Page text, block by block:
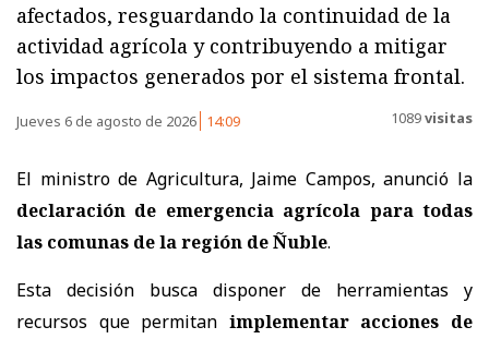
afectados, resguardando la continuidad de la
actividad agrícola y contribuyendo a mitigar
los impactos generados por el sistema frontal.
Jueves 6 de agosto de 2026 14:09 1089visitas
El ministro de Agricultura, Jaime Campos, anunció la
declaración de emergencia agrícola para todas
las comunas de la región de Ñuble.
Esta decisión busca disponer de herramientas y
recursos que permitan implementar acciones de